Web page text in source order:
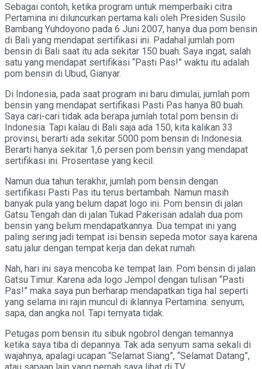
Sebagai contoh, ketika program untuk memperbaiki citra
Pertamina ini diluncurkan pertama kali oleh Presiden Susilo
Bambang Yuhdoyono pada 6 Juni 2007, hanya dua pom bensin
di Bali yang mendapat sertifikasi ini. Padahal jumlah pom
bensin di Bali saat itu ada sekitar 150 buah. Saya ingat, salah
satu yang mendapat sertifikasi “Pasti Pas!” waktu itu adalah
pom bensin di Ubud, Gianyar.
Di Indonesia, pada saat program ini baru dimulai, jumlah pom
bensin yang mendapat sertifikasi Pasti Pas hanya 80 buah.
Saya cari-cari tidak ada berapa jumlah total pom bensin di
Indonesia. Tapi kalau di Bali saja ada 150, kita kalikan 33
provinsi, berarti ada sekitar 5000 pom bensin di Indonesia.
Berarti hanya sekitar 1,6 persen pom bensin yang mendapat
sertifikasi ini. Prosentase yang kecil.
Namun dua tahun terakhir, jumlah pom bensin dengan
sertifikasi Pasti Pas itu terus bertambah. Namun masih
banyak pula yang belum dapat logo ini. Pom bensin di jalan
Gatsu Tengah dan di jalan Tukad Pakerisan adalah dua pom
bensin yang belum mendapatkannya. Dua tempat ini yang
paling sering jadi tempat isi bensin sepeda motor saya karena
satu jalur dengan tempat kerja dan dekat rumah.
Nah, hari ini saya mencoba ke tempat lain. Pom bensin di jalan
Gatsu Timur. Karena ada logo Jempol dengan tulisan “Pasti
Pas!” maka saya pun berharap mendapatkan tiga hal seperti
yang selama ini rajin muncul di iklannya Pertamina: senyum,
sapa, dan angka nol. Tapi ternyata tidak.
Petugas pom bensin itu sibuk ngobrol dengan temannya
ketika saya tiba di depannya. Tak ada senyum sama sekali di
wajahnya, apalagi ucapan “Selamat Siang”, “Selamat Datang”,